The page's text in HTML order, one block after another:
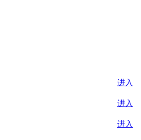
进入
进入
进入